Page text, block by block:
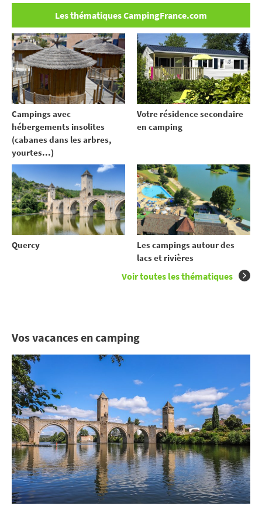
Les thématiques CampingFrance.com
Campings avec
hébergements insolites
(cabanes dans les arbres,
yourtes...)
Votre résidence secondaire
en camping
Quercy
Les campings autour des
lacs et rivières
Voir toutes les thématiques
Vos vacances en camping